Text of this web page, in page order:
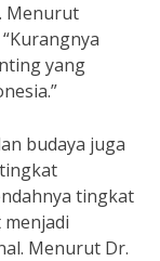
Menurut
yang
budaya juga
tingkat
Menurut Dr.